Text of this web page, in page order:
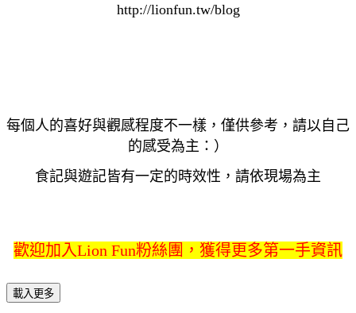
http://lionfun.tw/blog
每個人的喜好與觀感程度不一樣，僅供參考，請以自己
的感受為主：）
食記與遊記皆有一定的時效性，請依現場為主
歡迎加入Lion Fun粉絲團，獲得更多第一手資訊
載入更多